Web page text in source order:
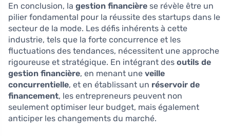
En conclusion, la gestion financière se révèle être un
pilier fondamental pour la réussite des startups dans le
secteur de la mode. Les défis inhérents à cette
industrie, tels que la forte concurrence et les
fluctuations des tendances, nécessitent une approche
rigoureuse et stratégique. En intégrant des outils de
gestion financière, en menant une veille
concurrentielle, et en établissant un réservoir de
financement, les entrepreneurs peuvent non
seulement optimiser leur budget, mais également
anticiper les changements du marché.